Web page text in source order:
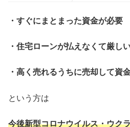
・すぐにまとまった資金が必要
・住宅ローンが払えなくて厳し
・高く売れるうちに売却して資
という方は
今後新型コロナウイルス・ウク